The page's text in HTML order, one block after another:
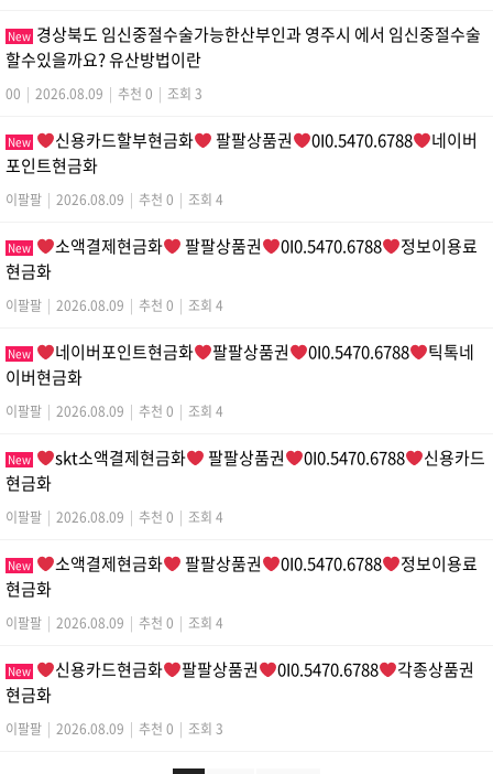
New 경상북도 임신중절수술가능한산부인과 영주시 에서 임신중절수술
할수있을까요? 유산방법이란
00 | 2026.08.09 | 추천 0 | 조회 3
New 신용카드할부현금화 팔팔상품권 0I0.5470.6788
네이버
포인트현금화
이팔팔 | 2026.08.09 | 추천 0 | 조회 4
New 소액결제현금화 팔팔상품권 0I0.5470.6788
정보이용료
현금화
이팔팔 | 2026.08.09 | 추천 0 | 조회 4
New 네이버포인트현금화 팔팔상품권 0I0.5470.6788
틱톡네
이버현금화
이팔팔 | 2026.08.09 | 추천 0 | 조회 4
New skt소액결제현금화 팔팔상품권 0I0.5470.6788
신용카드
현금화
이팔팔 | 2026.08.09 | 추천 0 | 조회 4
New 소액결제현금화 팔팔상품권 0I0.5470.6788
정보이용료
현금화
이팔팔 | 2026.08.09 | 추천 0 | 조회 4
New 신용카드현금화 팔팔상품권 0I0.5470.6788
각종상품권
현금화
이팔팔 | 2026.08.09 | 추천 0 | 조회 3